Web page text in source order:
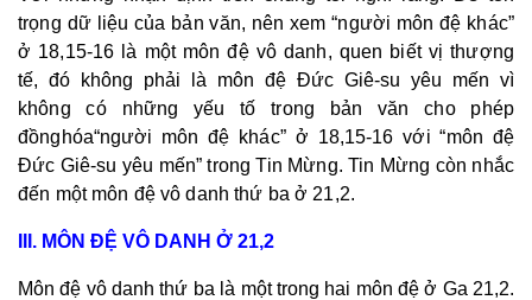
trọng dữ liệu của bản văn, nên xem “người môn đệ khác”
ở 18,15-16 là một môn đệ vô danh, quen biết vị thượng
tế, đó không phải là môn đệ Đức Giê-su yêu mến vì
không có những yếu tố trong bản văn cho phép
đồng hóa“người môn đệ khác” ở 18,15-16 với “môn đệ
Đức Giê-su yêu mến” trong Tin Mừng. Tin Mừng còn nhắc
đến một môn đệ vô danh thứ ba ở 21,2.
III. MÔN ĐỆ VÔ DANH Ở 21,2
Môn đệ vô danh thứ ba là một trong hai môn đệ ở Ga 21,2.